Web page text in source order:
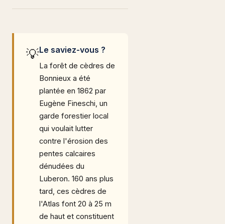
💡Le saviez-vous ?
La forêt de cèdres de
Bonnieux a été
plantée en 1862 par
Eugène Fineschi, un
garde forestier local
qui voulait lutter
contre l'érosion des
pentes calcaires
dénudées du
Luberon. 160 ans plus
tard, ces cèdres de
l'Atlas font 20 à 25 m
de haut et constituent